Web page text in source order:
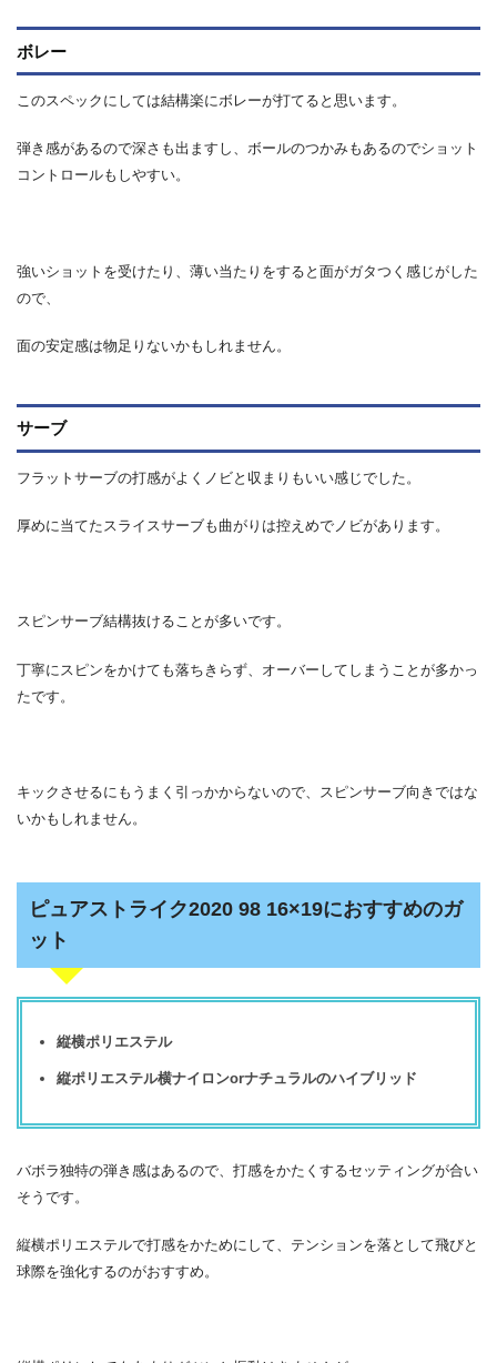
ボレー
このスペックにしては結構楽にボレーが打てると思います。
弾き感があるので深さも出ますし、ボールのつかみもあるのでショット
コントロールもしやすい。
強いショットを受けたり、薄い当たりをすると面がガタつく感じがした
ので、
面の安定感は物足りないかもしれません。
サーブ
フラットサーブの打感がよくノビと収まりもいい感じでした。
厚めに当てたスライスサーブも曲がりは控えめでノビがあります。
スピンサーブ結構抜けることが多いです。
丁寧にスピンをかけても落ちきらず、オーバーしてしまうことが多かっ
たです。
キックさせるにもうまく引っかからないので、スピンサーブ向きではな
いかもしれません。
ピュアストライク2020 98 16×19におすすめのガ
ット
縦横ポリエステル
縦ポリエステル横ナイロンorナチュラルのハイブリッド
バボラ独特の弾き感はあるので、打感をかたくするセッティングが合い
そうです。
縦横ポリエステルで打感をかためにして、テンションを落として飛びと
球際を強化するのがおすすめ。